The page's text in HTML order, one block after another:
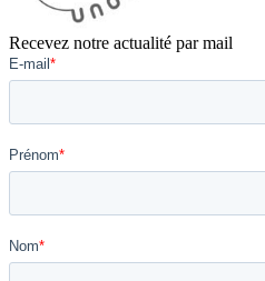
Recevez notre actualité par mail